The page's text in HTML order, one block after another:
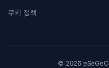
쿠키 정책
© 2026